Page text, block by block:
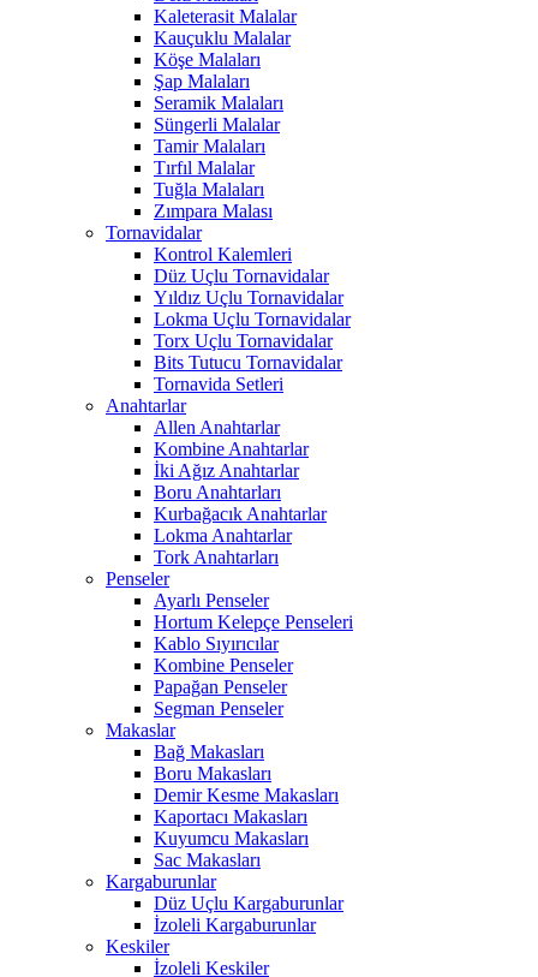
Kaleterasit Malalar
Kauçuklu Malalar
Köşe Malaları
Şap Malaları
Seramik Malaları
Süngerli Malalar
Tamir Malaları
Tırfıl Malalar
Tuğla Malaları
Zımpara Malası
Tornavidalar
Kontrol Kalemleri
Düz Uçlu Tornavidalar
Yıldız Uçlu Tornavidalar
Lokma Uçlu Tornavidalar
Torx Uçlu Tornavidalar
Bits Tutucu Tornavidalar
Tornavida Setleri
Anahtarlar
Allen Anahtarlar
Kombine Anahtarlar
İki Ağız Anahtarlar
Boru Anahtarları
Kurbağacık Anahtarlar
Lokma Anahtarlar
Tork Anahtarları
Penseler
Ayarlı Penseler
Hortum Kelepçe Penseleri
Kablo Sıyırıcılar
Kombine Penseler
Papağan Penseler
Segman Penseler
Makaslar
Bağ Makasları
Boru Makasları
Demir Kesme Makasları
Kaportacı Makasları
Kuyumcu Makasları
Sac Makasları
Kargaburunlar
Düz Uçlu Kargaburunlar
İzoleli Kargaburunlar
Keskiler
İzoleli Keskiler